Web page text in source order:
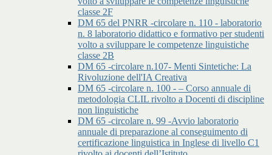
classe 2F
DM 65 del PNRR -circolare n. 110 - laboratorio
n. 8 laboratorio didattico e formativo per studenti
volto a sviluppare le competenze linguistiche
classe 2B
DM 65 -circolare n.107- Menti Sintetiche: La
Rivoluzione dell'IA Creativa
DM 65 -circolare n. 100 - – Corso annuale di
metodologia CLIL rivolto a Docenti di discipline
non linguistiche
DM 65 -circolare n. 99 -Avvio laboratorio
annuale di preparazione al conseguimento di
certificazione linguistica in Inglese di livello C1